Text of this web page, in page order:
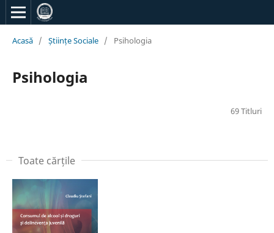
Acasă / Științe Sociale / Psihologia
Psihologia
69 Titluri
Toate cărțile